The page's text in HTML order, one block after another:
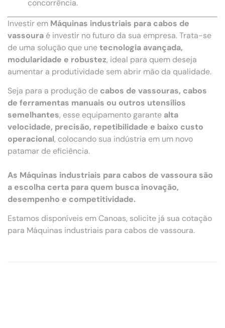
concorrência.
Investir em Máquinas industriais para cabos de
vassoura é investir no futuro da sua empresa. Trata-se
de uma solução que unetecnologia avançada,
modularidade e robustez, ideal para quem deseja
aumentar a produtividade sem abrir mão da qualidade.
Seja para a produção de cabos de vassouras, cabos
de ferramentas manuais ou outros utensílios
semelhantes, esse equipamento garante alta
velocidade, precisão, repetibilidade e baixo custo
operacional, colocando sua indústria em um novo
patamar de eficiência.
As Máquinas industriais para cabos de vassoura são
a escolha certa para quem busca inovação,
desempenho e competitividade.
Estamos disponíveis em Canoas, solicite já sua cotação
para Máquinas industriais para cabos de vassoura.